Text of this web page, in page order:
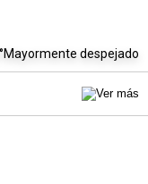
Mayormente despejado